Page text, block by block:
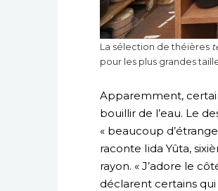
La sélection de théières
pour les plus grandes
Apparemment,
bouillir de l’eau. Le
« beaucoup
raconte Iida Yûta,
rayon. « J’adore le
déclarent certains qui